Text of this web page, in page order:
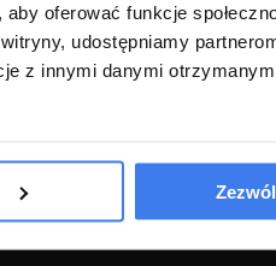
oferować funkcje
udostępniamy
z innymi danymi